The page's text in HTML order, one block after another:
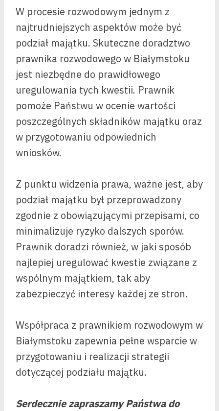
W procesie rozwodowym jednym z
najtrudniejszych aspektów może być
podział majątku. Skuteczne doradztwo
prawnika rozwodowego w Białymstoku
jest niezbędne do prawidłowego
uregulowania tych kwestii. Prawnik
pomoże Państwu w ocenie wartości
poszczególnych składników majątku oraz
w przygotowaniu odpowiednich
wniosków.
Z punktu widzenia prawa, ważne jest, aby
podział majątku był przeprowadzony
zgodnie z obowiązującymi przepisami, co
minimalizuje ryzyko dalszych sporów.
Prawnik doradzi również, w jaki sposób
najlepiej uregulować kwestie związane z
wspólnym majątkiem, tak aby
zabezpieczyć interesy każdej ze stron.
Współpraca z prawnikiem rozwodowym w
Białymstoku zapewnia pełne wsparcie w
przygotowaniu i realizacji strategii
dotyczącej podziału majątku.
Serdecznie zapraszamy Państwa do